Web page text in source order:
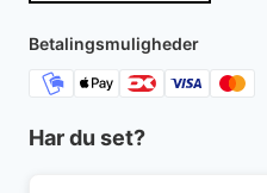
Betalingsmuligheder
Har du set?